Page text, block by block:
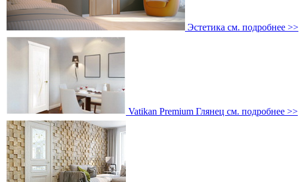
Эстетика см. подробнее >>
Vatikan Premium Глянец см. подробнее >>